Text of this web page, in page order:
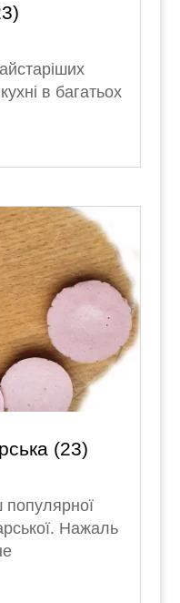
в багатьох
(23)
популярної
Нажаль